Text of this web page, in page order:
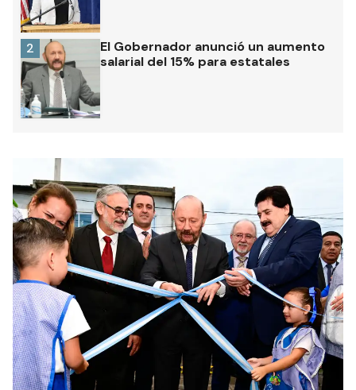
El Gobernador anunció un aumento
salarial del 15% para estatales
2